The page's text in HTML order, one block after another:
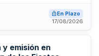
fibra óptica, y
cumplimiento del
y seguridad de redes.
En Plazo
17/08/2026
emisión en